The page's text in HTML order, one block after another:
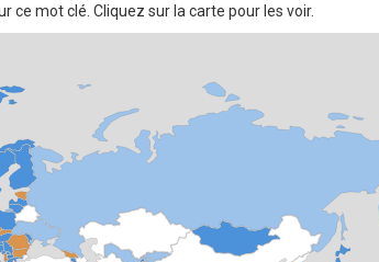
ce mot clé. Cliquez sur la carte pour les voir.